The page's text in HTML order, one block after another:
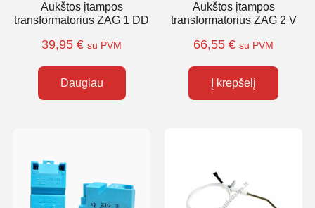
Aukštos įtampos
transformatorius ZAG 1 DD
39,95 € su PVM
Daugiau
Aukštos įtampos
transformatorius ZAG 2 V
66,55 € su PVM
Į krepšelį